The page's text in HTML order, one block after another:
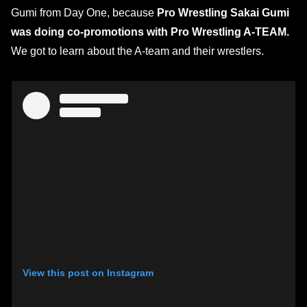
Gumi from Day One, because Pro Wrestling Sakai Gumi
was doing co-promotions with Pro Wrestling A-TEAM.
We got to learn about the A-team and their wrestlers.
View this post on Instagram